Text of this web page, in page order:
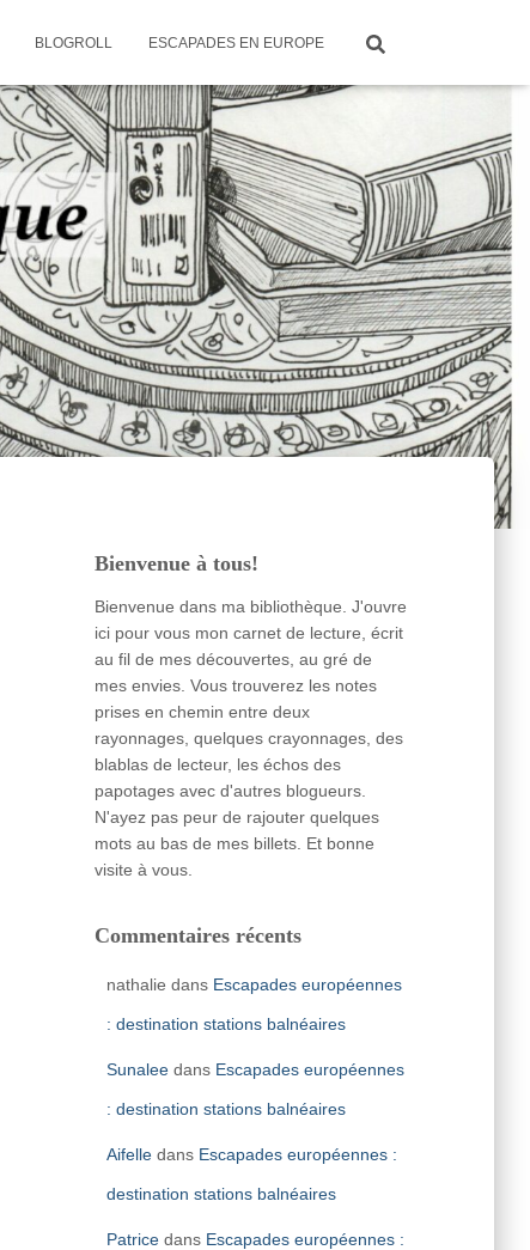
BLOGROLL ESCAPADES EN EUROPE
Bienvenue à tous!
Bienvenue dans ma bibliothèque. J'ouvre
ici pour vous mon carnet de lecture, écrit
au fil de mes découvertes, au gré de
mes envies. Vous trouverez les notes
prises en chemin entre deux
rayonnages, quelques crayonnages, des
blablas de lecteur, les échos des
papotages avec d'autres blogueurs.
N'ayez pas peur de rajouter quelques
mots au bas de mes billets. Et bonne
visite à vous.
Commentaires récents
nathalie dans Escapades européennes
: destination stations balnéaires
Sunaleedans Escapades européennes
: destination stations balnéaires
Aifelledans Escapades européennes :
destination stations balnéaires
Patricedans Escapades européennes :